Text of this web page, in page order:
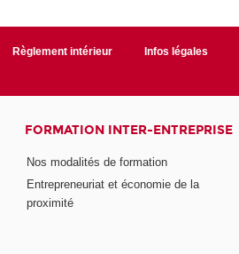
Règlement intérieur Infos légales
FORMATION INTER-ENTREPRISE
Nos modalités de formation
Entrepreneuriat et économie de la
proximité